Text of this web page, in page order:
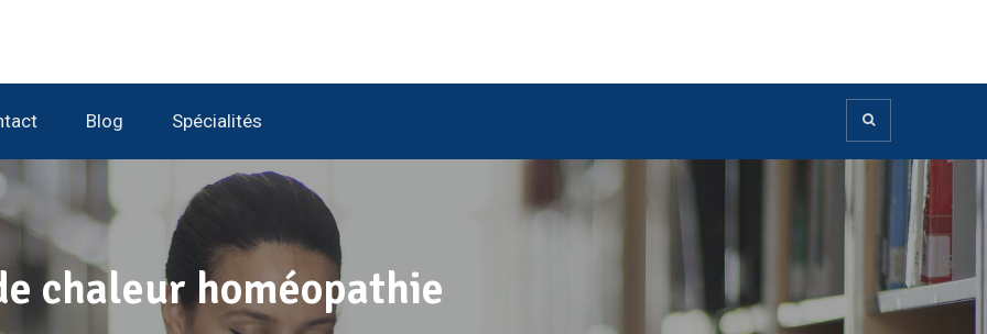
Blog Spécialités
chaleur homéopathie